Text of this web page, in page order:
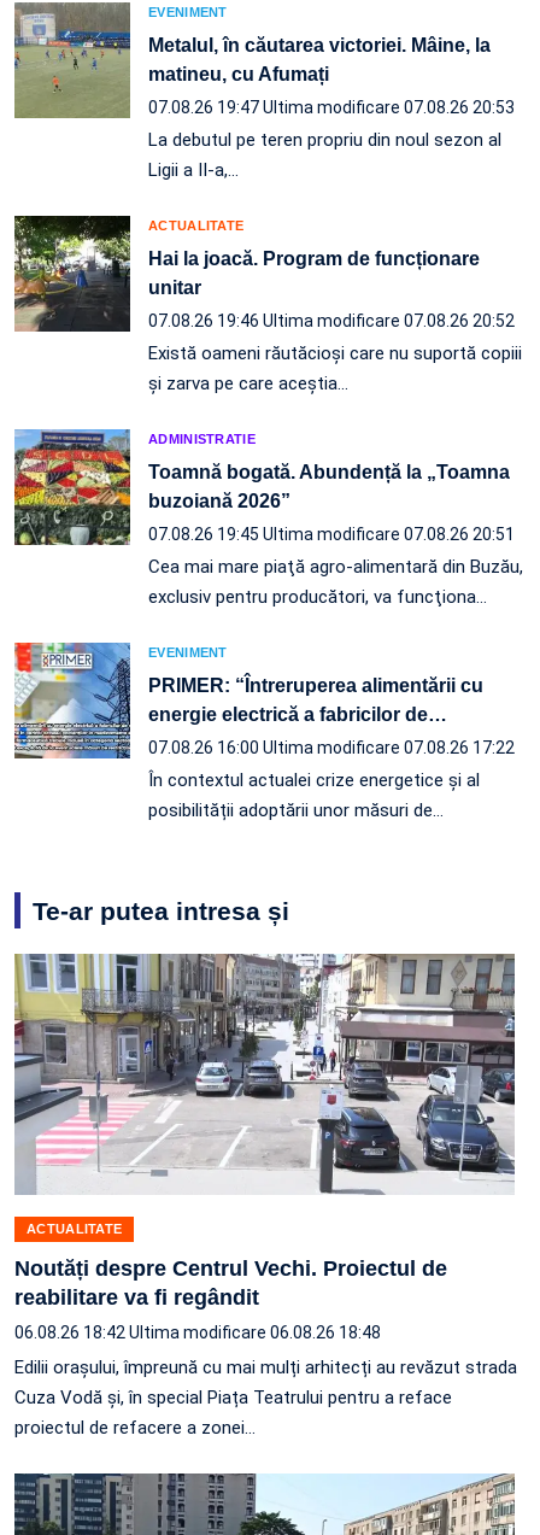
EVENIMENT
Metalul, în căutarea victoriei. Mâine, la
matineu, cu Afumați
07.08.26 19:47Ultima modificare 07.08.26 20:53
La debutul pe teren propriu din noul sezon al
Ligii a II-a,…
ACTUALITATE
Hai la joacă. Program de funcționare
unitar
07.08.26 19:46 Ultima modificare 07.08.26 20:52
Există oameni răutăcioși care nu suportă copiii
și zarva pe care aceștia…
ADMINISTRATIE
Toamnă bogată. Abundență la „Toamna
buzoiană 2026”
07.08.26 19:45 Ultima modificare 07.08.26 20:51
Cea mai mare piaţă agro-alimentară din Buzău,
exclusiv pentru producători, va funcţiona…
EVENIMENT
PRIMER: “Întreruperea alimentării cu
energie electrică a fabricilor de…
07.08.26 16:00 Ultima modificare 07.08.26 17:22
În contextul actualei crize energetice și al
posibilității adoptării unor măsuri de…
Te-ar putea intresa și
ACTUALITATE
Noutăți despre Centrul Vechi. Proiectul de
reabilitare va fi regândit
06.08.26 18:42 Ultima modificare 06.08.26 18:48
Edilii orașului, împreună cu mai mulți arhitecți au revăzut strada
Cuza Vodă și, în special Piața Teatrului pentru a reface
proiectul de refacere a zonei…